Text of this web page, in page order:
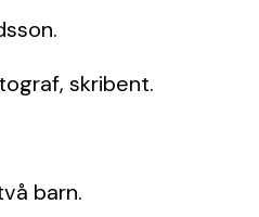
skribent.
barn.